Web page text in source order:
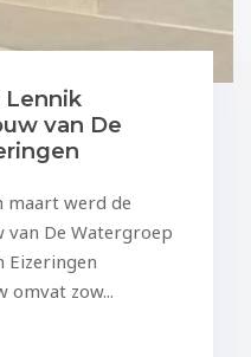
Lennik
van De
maart werd de
van De Watergroep
Eizeringen
omvat zow...